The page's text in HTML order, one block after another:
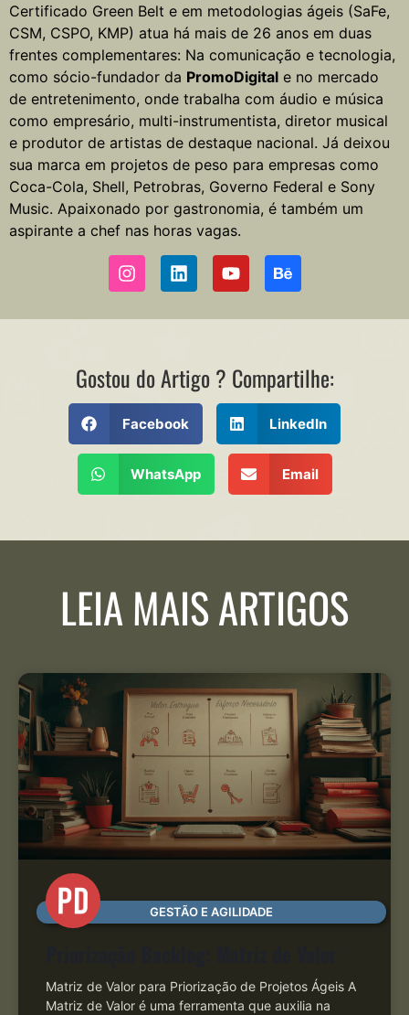
Certificado Green Belt e em metodologias ágeis (SaFe,
CSM, CSPO, KMP) atua há mais de 26 anos em duas
frentes complementares: Na comunicação e tecnologia,
como sócio-fundador da PromoDigital e no mercado
de entretenimento, onde trabalha com áudio e música
como empresário, multi-instrumentista, diretor musical
e produtor de artistas de destaque nacional. Já deixou
sua marca em projetos de peso para empresas como
Coca-Cola, Shell, Petrobras, Governo Federal e Sony
Music. Apaixonado por gastronomia, é também um
aspirante a chef nas horas vagas.
Gostou do Artigo ? Compartilhe:
Facebook LinkedIn
WhatsApp Email
LEIA MAIS ARTIGOS
GESTÃO E AGILIDADE
Matriz de Valor para Priorização de Projetos Ágeis A
Matriz de Valor é uma ferramenta que auxilia na